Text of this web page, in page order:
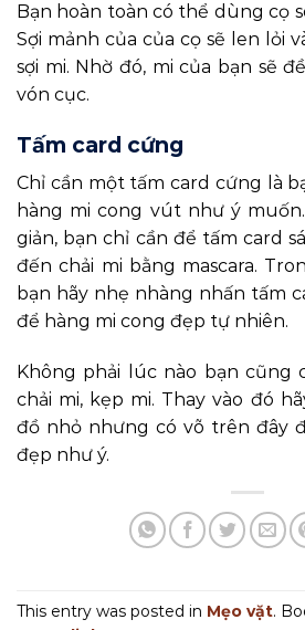
Bạn hoàn toàn có thể dùng cọ
Sợi mảnh của của cọ sẽ len lỏi
sợi mi. Nhờ đó, mi của bạn sẽ
vón cục.
Tấm card cứng
Chỉ cần một tấm card cứng là
hàng mi cong vút như ý
giản, bạn chỉ cần để tấm card
đến chải mi bằng mascara.
bạn hãy nhẹ nhàng nhấn tấm
để hàng mi cong đẹp tự nhiên.
Không phải lúc nào bạn cũng
chải mi, kẹp mi. Thay vào đó
đồ nhỏ nhưng có võ trên đây
đẹp như ý.
This entry was posted in Mẹo vặt.